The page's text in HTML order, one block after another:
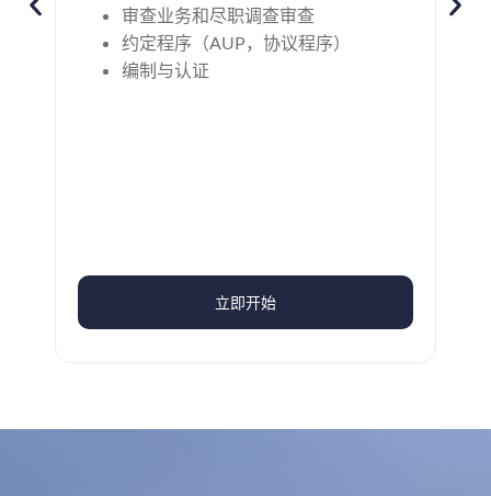
审查业务和尽职调查审查
约定程序（AUP，协议程序）
编制与认证
立即开始